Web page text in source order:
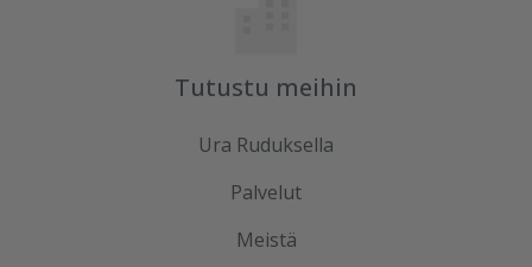
Tutustu meihin
Ura Ruduksella
Palvelut
Meistä